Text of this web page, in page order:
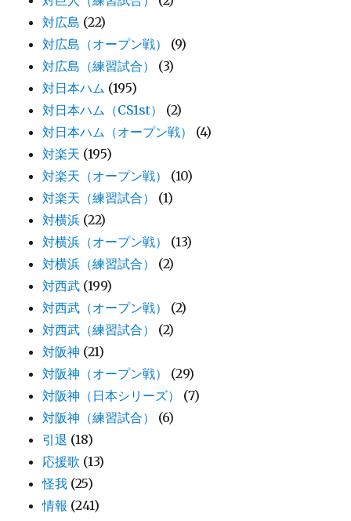
対広島 (22)
対広島（オープン戦）
(9)
対広島（練習試合）
(3)
対日本ハム (195)
対日本ハム（CS1st）
(2)
対日本ハム（オープン戦）
(4)
対楽天 (195)
対楽天（オープン戦）
(10)
対楽天（練習試合）
(1)
対横浜 (22)
対横浜（オープン戦）
(13)
対横浜（練習試合）
(2)
対西武 (199)
対西武（オープン戦）
(2)
対西武（練習試合）
(2)
対阪神 (21)
対阪神（オープン戦）
(29)
対阪神（日本シリーズ）
(7)
対阪神（練習試合）
(6)
引退 (18)
応援歌 (13)
怪我 (25)
情報 (241)